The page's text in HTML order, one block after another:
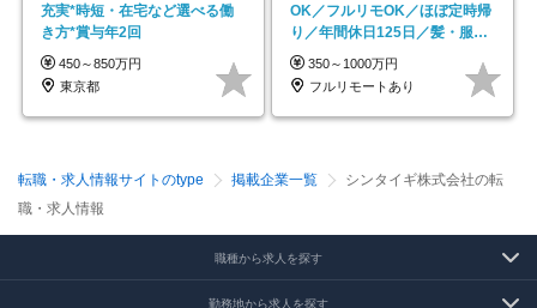
充実*時短・在宅など選べる働
き方*賞与年2回
450～850万円
東京都
OK／フルリモOK／ほぼ定時帰
り／年間休日125日／髪・服・
ネイル自由／副業OK
350～1000万円
フルリモートあり
転職・求人情報サイトのtype 掲載企業一覧
シンタイギ株式会社の転
職・求人情報
職種から求人を探す
勤務地から求人を探す